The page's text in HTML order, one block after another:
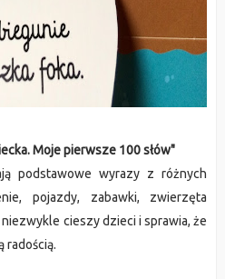
Moje pierwsze 100 słów"
podstawowe wyrazy z różnych
pojazdy, zabawki, zwierzęta
cieszy dzieci i sprawia, że
radością.